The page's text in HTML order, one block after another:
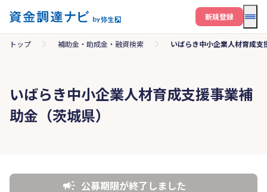
メ
新規登録
トップ 補助金・助成金・融資検索 いばらき中小企業人材育成
いばらき中小企業人材育成支援事業補
助金（茨城県）
公募期限が終了しました